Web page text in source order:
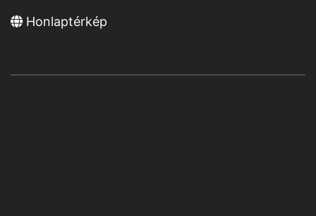
Honlaptérkép